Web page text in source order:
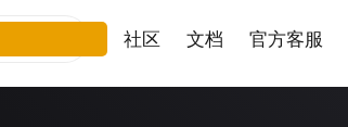
社区 文档 官方客服